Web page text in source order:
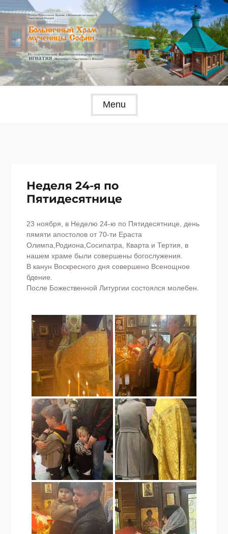
to
content
Menu
Неделя 24-я по
Пятидесятнице
23 ноября, в Неделю 24-ю по Пятидесятнице, день
пямяти апостолов от 70-ти Ераста
Олимпа,Родиона,Сосипатра, Кварта и Тертия, в
нашем храме были совершены богослужения.
В канун Воскресного дня совершено Всенощное
бдение.
После Божественной Литургии состоялся молебен.